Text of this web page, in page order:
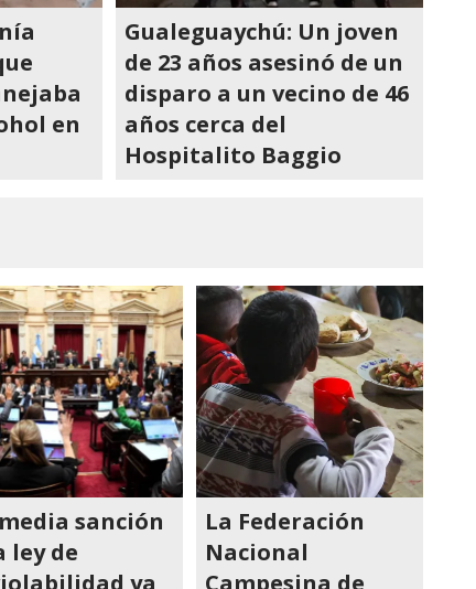
en
Gualeguaychú: Un joven
de 23 años asesinó de un
disparo a un vecino de 46
años cerca del
Hospitalito Baggio
sanción
ley de
ya
La Federación
Nacional
Campesina de